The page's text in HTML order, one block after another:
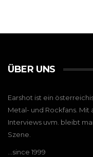
ÜBER UNS
Earshot ist ein
Metal- und Rockfans. Mit
Interviews uvm. bleibt
Szene.
…since 1999